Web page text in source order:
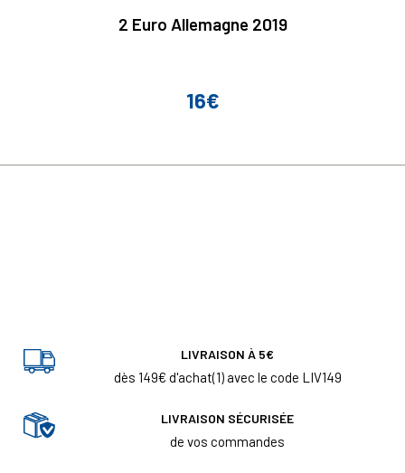
2 Euro Allemagne 2019
Prix
16€
LIVRAISON À 5€
dès 149€ d'achat(1) avec le code LIV149
LIVRAISON SÉCURISÉE
de vos commandes